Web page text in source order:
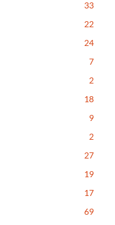
33
22
24
7
2
18
9
2
27
19
17
69